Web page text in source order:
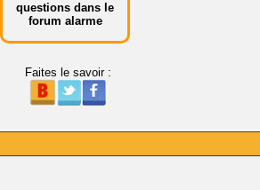
questions dans le
forum alarme
Faites le savoir :